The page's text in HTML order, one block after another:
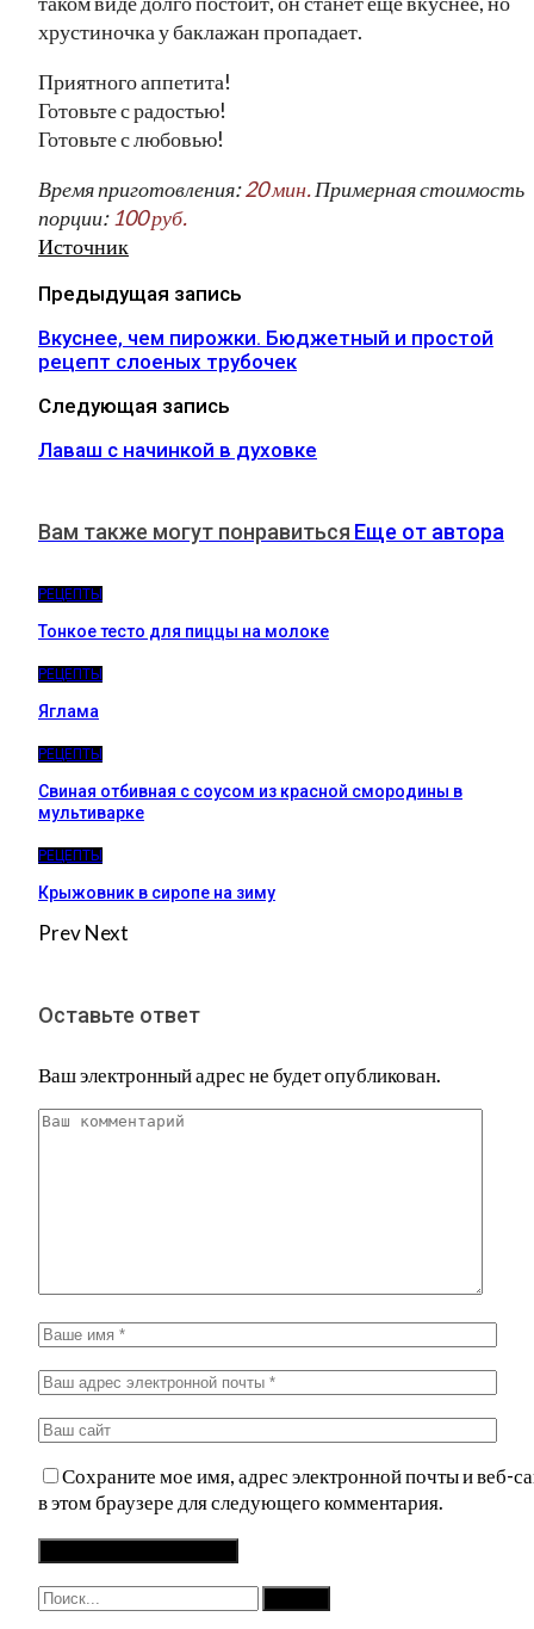
хрустиночка у баклажан пропадает.
Приятного аппетита!
Готовьте с радостью!
Готовьте с любовью!
Время приготовления:20 мин.Примерная стоимость
порции: 100 руб.
Источник
Предыдущая запись
Вкуснее, чем пирожки. Бюджетный и простой
рецепт слоеных трубочек
Следующая запись
Лаваш с начинкой в духовке
Вам также могут понравиться Еще от автора
РЕЦЕПТЫ
Тонкое тесто для пиццы на молоке
РЕЦЕПТЫ
Яглама
РЕЦЕПТЫ
Свиная отбивная с соусом из красной смородины в
мультиварке
РЕЦЕПТЫ
Крыжовник в сиропе на зиму
PrevNext
Оставьте ответ
Ваш электронный адрес не будет опубликован.
Сохраните мое имя, адрес электронной почты и веб-
в этом браузере для следующего комментария.